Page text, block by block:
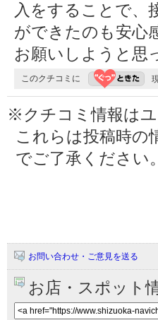
入をすることで、
ができたのも安心
お願いしようと思
このクチコミに
※クチコミ情報は
これらは投稿時の
でご了承ください。
お問い合わせ・ご意見を送る
お店・スポット